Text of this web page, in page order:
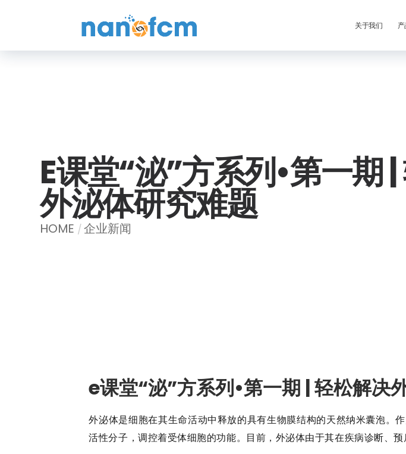
关于我们
E课堂“泌”方系列•第一期
外泌体研究难题
HOME 企业新闻
e课堂“泌”方系列•第一期 | 轻松解决
外泌体是细胞在其生命活动中释放的具有生物膜结构的天然纳米囊泡。
活性分子，调控着受体细胞的功能。目前，外泌体由于其在疾病诊断、